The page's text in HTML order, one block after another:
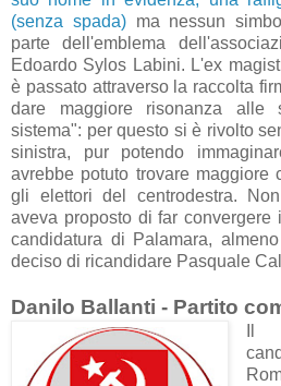
(senza spada)ma nessun
parte dell'emblema
Edoardo Sylos Labini. L'ex
è passato attraverso la raccolta
dare maggiore risonanza alle
sistema": per questo si è rivolto
sinistra, pur potendo
avrebbe potuto trovare maggiore
gli elettori del centrodestra.
aveva proposto di far
candidatura di Palamara,
deciso di ricandidare Pasquale
Danilo Ballanti - Partito
Il